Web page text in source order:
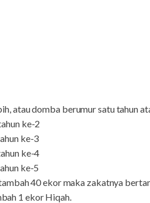
atau domba berumur satu tahun
ke-2
ke-3
ke-4
ke-5
40 ekor maka zakatnya
1 ekor Hiqah.